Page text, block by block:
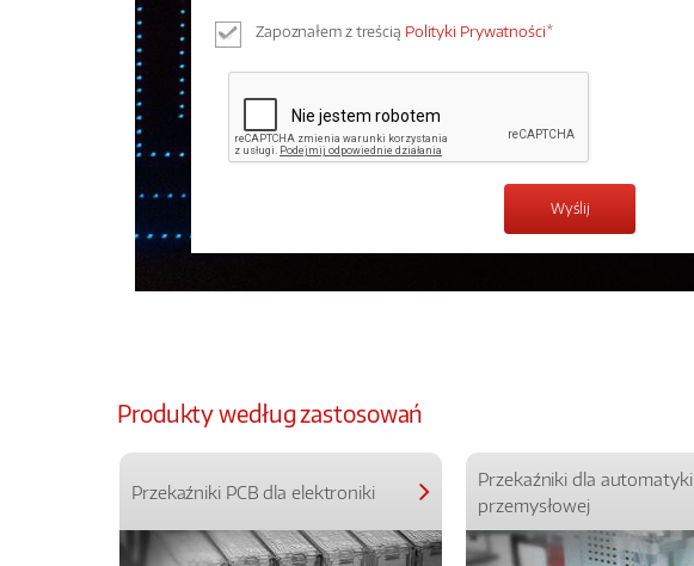
Zapoznałem z treścią Polityki Prywatności*
Produkty według zastosowań
Przekaźniki PCB dla elektroniki
Przekaźniki dla automatyki
przemysłowej